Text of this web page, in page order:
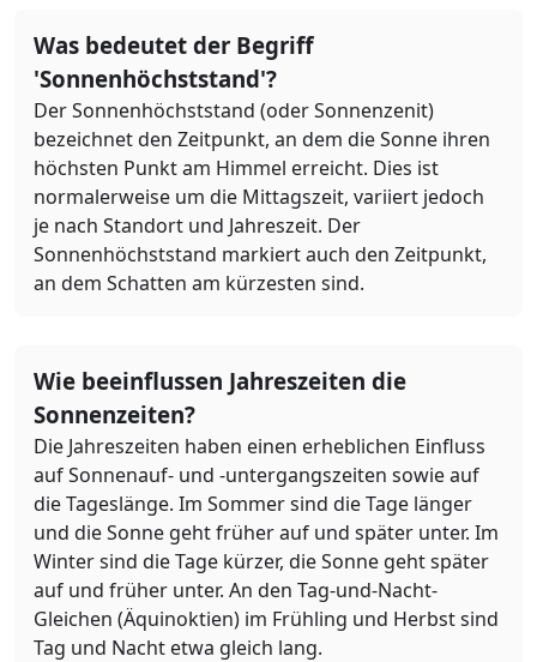
Was bedeutet der Begriff
'Sonnenhöchststand'?
Der Sonnenhöchststand (oder Sonnenzenit)
bezeichnet den Zeitpunkt, an dem die Sonne ihren
höchsten Punkt am Himmel erreicht. Dies ist
normalerweise um die Mittagszeit, variiert jedoch
je nach Standort und Jahreszeit. Der
Sonnenhöchststand markiert auch den Zeitpunkt,
an dem Schatten am kürzesten sind.
Wie beeinflussen Jahreszeiten die
Sonnenzeiten?
Die Jahreszeiten haben einen erheblichen Einfluss
auf Sonnenauf- und -untergangszeiten sowie auf
die Tageslänge. Im Sommer sind die Tage länger
und die Sonne geht früher auf und später unter. Im
Winter sind die Tage kürzer, die Sonne geht später
auf und früher unter. An den Tag-und-Nacht-
Gleichen (Äquinoktien) im Frühling und Herbst sind
Tag und Nacht etwa gleich lang.